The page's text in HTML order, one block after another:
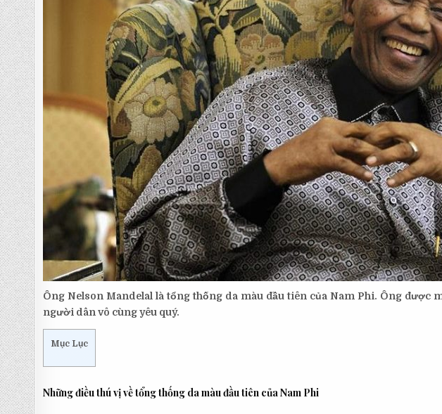
Ông Nelson Mandelal là tổng thống da màu đầu tiên của Nam Phi. Ông được
người dân vô cùng yêu quý.
Mục Lục
Những điều thú vị về tổng thống da màu đầu tiên của Nam Phi